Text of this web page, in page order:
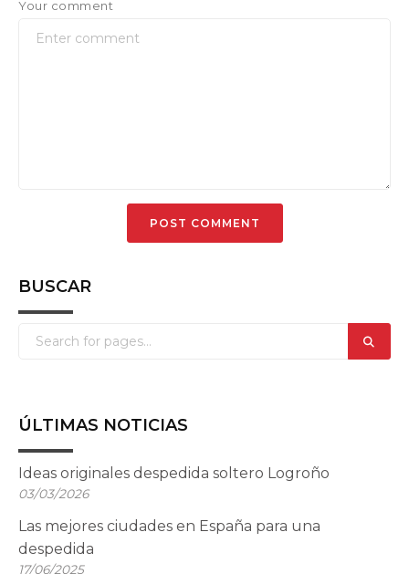
Your comment
BUSCAR
ÚLTIMAS NOTICIAS
Ideas originales despedida soltero Logroño
03/03/2026
Las mejores ciudades en España para una
despedida
17/06/2025